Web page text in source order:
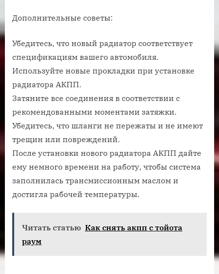
Дополнительные советы:
Убедитесь, что новый радиатор соответствует
спецификациям вашего автомобиля.
Используйте новые прокладки при установке
радиатора АКПП.
Затяните все соединения в соответствии с
рекомендованными моментами затяжки.
Убедитесь, что шланги не пережаты и не имеют
трещин или повреждений.
После установки нового радиатора АКПП дайте
ему немного времени на работу, чтобы система
заполнилась трансмиссионным маслом и
достигла рабочей температуры.
Читать статью Как снять акпп с тойота
раум